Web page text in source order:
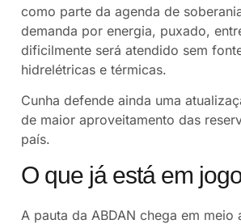
como parte da agenda de
demanda por energia, puxado,
dificilmente será atendido sem
hidrelétricas e térmicas.
Cunha defende ainda uma
de maior aproveitamento das
país.
O que já está em
A pauta da ABDAN chega em